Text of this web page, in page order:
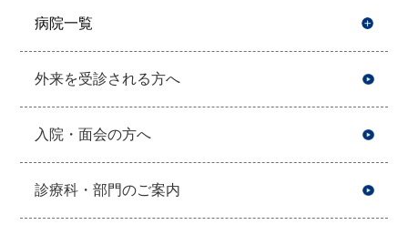
病院一覧
外来を受診される方へ
入院・面会の方へ
診療科・部門のご案内